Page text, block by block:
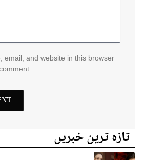
email, and website in this browser
تازہ ترین خبریں